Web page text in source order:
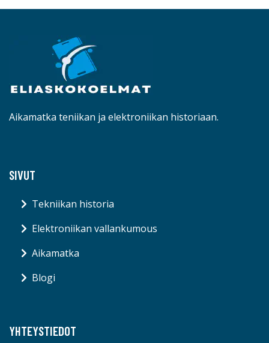
Aikamatka teniikan ja elektroniikan historiaan.
SIVUT
Tekniikan historia
Elektroniikan vallankumous
Aikamatka
Blogi
YHTEYSTIEDOT